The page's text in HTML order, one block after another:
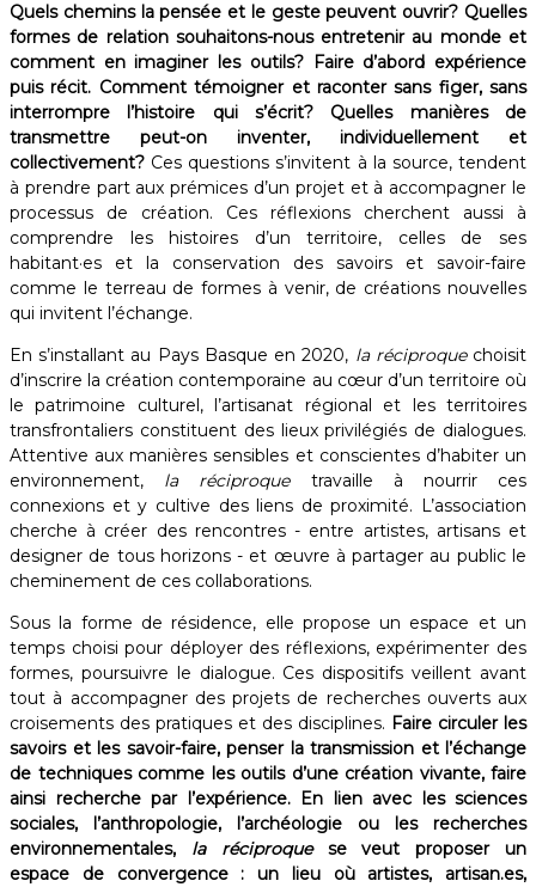
Quels chemins la pensée et le geste peuvent ouvrir? Quelles
formes de relation souhaitons-nous entretenir au monde et
comment en imaginer les outils? Faire d’abord expérience
puis récit. Comment témoigner et raconter sans figer, sans
interrompre l’histoire qui s’écrit? Quelles manières de
transmettre peut-on inventer, individuellement et
collectivement? Ces questions s’invitent à la source, tendent
à prendre part aux prémices d’un projet et à accompagner le
processus de création. Ces réflexions cherchent aussi à
comprendre les histoires d’un territoire, celles de ses
habitant·es et la conservation des savoirs et savoir-faire
comme le terreau de formes à venir, de créations nouvelles
qui invitent l’échange.
En s’installant au Pays Basque en 2020, la réciproque choisit
d’inscrire la création contemporaine au cœur d’un territoire où
le patrimoine culturel, l’artisanat régional et les territoires
transfrontaliers constituent des lieux privilégiés de dialogues.
Attentive aux manières sensibles et conscientes d’habiter un
environnement, la réciproquetravaille à nourrir ces
connexions et y cultive des liens de proximité. L’association
cherche à créer des rencontres - entre artistes, artisans et
designer de tous horizons - et œuvre à partager au public le
cheminement de ces collaborations. ​
Sous la forme de résidence, elle propose un espace et un
temps choisi pour déployer des réflexions, expérimenter des
formes, poursuivre le dialogue. Ces dispositifs veillent avant
tout à accompagner des projets de recherches ouverts aux
croisements des pratiques et des disciplines. Faire circuler les
savoirs et les savoir-faire, penser la transmission et l’échange
de techniques comme les outils d’une création vivante, faire
ainsi recherche par l’expérience. En lien avec les sciences
sociales, l’anthropologie, l’archéologie ou les recherches
environnementales, la réciproquese veut proposer un
espace de convergence : un lieu où artistes, artisan.es,